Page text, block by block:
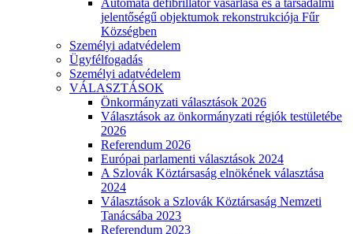
Automata defibrillátor vásárlása és a társadalmi
jelentőségű objektumok rekonstrukciója Fűr
Községben
Személyi adatvédelem
Ügyfélfogadás
Személyi adatvédelem
VÁLASZTÁSOK
Önkormányzati választások 2026
Választások az önkormányzati régiók testületébe
2026
Referendum 2026
Európai parlamenti választások 2024
A Szlovák Köztársaság elnökének választása
2024
Választások a Szlovák Köztársaság Nemzeti
Tanácsába 2023
Referendum 2023